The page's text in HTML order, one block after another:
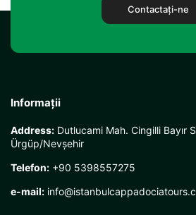
Contactaţi-ne
Informații
Address: Dutlucami Mah. Cingilli Bayır
Ürgüp/Nevşehir
Telefon: +90 5398557275
e-mail: